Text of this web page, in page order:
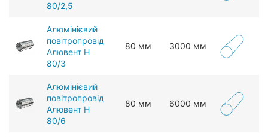
80/2,5
Алюмінієвий
повітропровід
Алювент Н
80/3
80 мм 3000 мм
Алюмінієвий
повітропровід
Алювент Н
80/6
80 мм 6000 мм